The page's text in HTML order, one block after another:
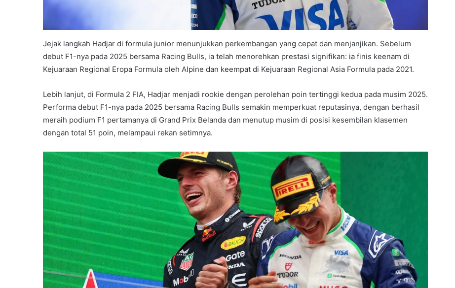
Jejak langkah Hadjar di formula junior menunjukkan perkembangan yang cepat dan menjanjikan. Sebelum
debut F1-nya pada 2025 bersama Racing Bulls, ia telah menorehkan prestasi signifikan: ia finis keenam di
Kejuaraan Regional Eropa Formula oleh Alpine dan keempat di Kejuaraan Regional Asia Formula pada 2021.
Lebih lanjut, di Formula 2 FIA, Hadjar menjadi rookie dengan perolehan poin tertinggi kedua pada musim 2025.
Performa debut F1-nya pada 2025 bersama Racing Bulls semakin memperkuat reputasinya, dengan berhasil
meraih podium F1 pertamanya di Grand Prix Belanda dan menutup musim di posisi kesembilan klasemen
dengan total 51 poin, melampaui rekan setimnya.